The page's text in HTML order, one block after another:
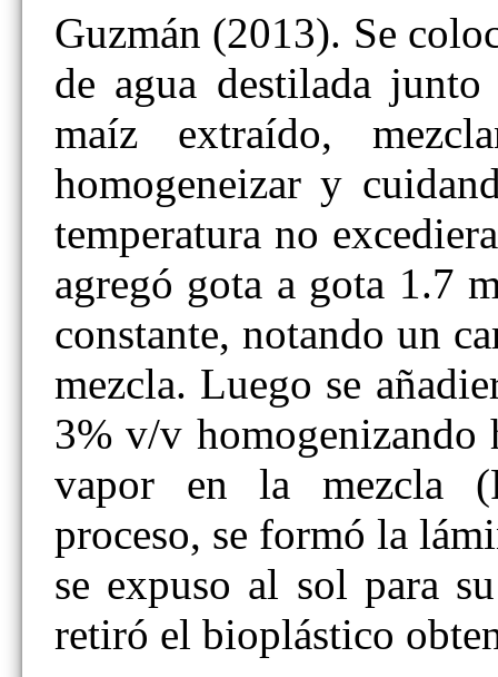
Guzmán (2013). Se
de agua destilada
maíz extraído,
homogeneizar y
temperatura no
agregó gota a gota 1.7
constante, notando un
mezcla. Luego se
3% v/v homogenizando
vapor en la mezcla
proceso, se formó la
se expuso al sol para
retiró el bioplástico